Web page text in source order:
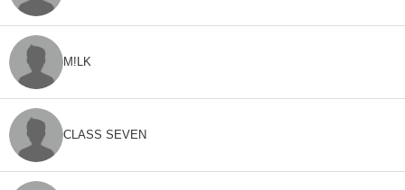
M!LK
CLASS SEVEN